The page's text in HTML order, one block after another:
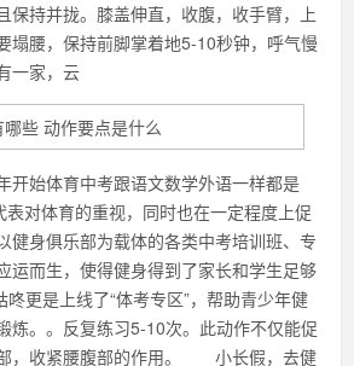
保持并拢。膝盖伸直，收腹，收手臂，上
塌腰，保持前脚掌着地5-10秒钟，呼气慢
一家，云
开始体育中考跟语文数学外语一样都是
对体育的重视，同时也在一定程度上促
健身俱乐部为载体的各类中考培训班、专
运而生，使得健身得到了家长和学生足够
更是上线了“体考专区”，帮助青少年健
炼。。反复练习5-10次。此动作不仅能促
，收紧腰腹部的作用。 小长假，去健